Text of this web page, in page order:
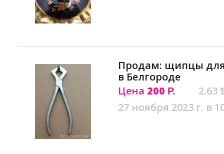
Продам: щипцы для
в Белгороде
Цена 200 Р.
2.63
27 ноября 2023 г. в